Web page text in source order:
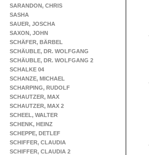
SARANDON, CHRIS
SASHA
SAUER, JOSCHA
SAXON, JOHN
SCHÄFER, BÄRBEL
SCHÄUBLE, DR. WOLFGANG
SCHÄUBLE, DR. WOLFGANG 2
SCHALKE 04
SCHANZE, MICHAEL
SCHARPING, RUDOLF
SCHAUTZER, MAX
SCHAUTZER, MAX 2
SCHEEL, WALTER
SCHENK, HEINZ
SCHEPPE, DETLEF
SCHIFFER, CLAUDIA
SCHIFFER, CLAUDIA 2